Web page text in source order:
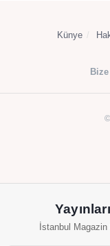
Künye
İstanbul Magazin